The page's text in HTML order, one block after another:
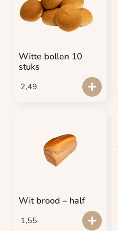
Witte bollen 10
stuks
2,49
Wit brood – half
1,55